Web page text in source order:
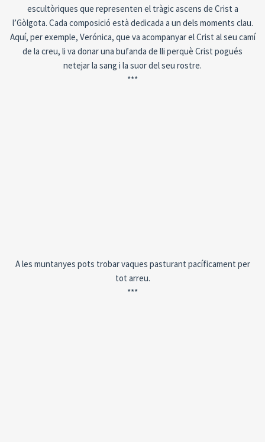
escultòriques que representen el tràgic ascens de Crist a
l’Gòlgota. Cada composició està dedicada a un dels moments clau.
Aquí, per exemple, Verónica, que va acompanyar el Crist al seu camí
de la creu, li va donar una bufanda de lli perquè Crist pogués
netejar la sang i la suor del seu rostre.
***
A les muntanyes pots trobar vaques pasturant pacíficament per
tot arreu.
***